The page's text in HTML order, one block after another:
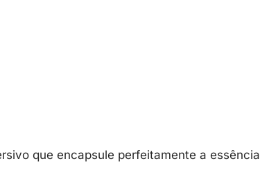
que encapsule perfeitamente a essência